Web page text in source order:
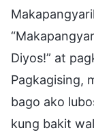
Diyos!” at
Pagkagising,
bago ako
kung bakit